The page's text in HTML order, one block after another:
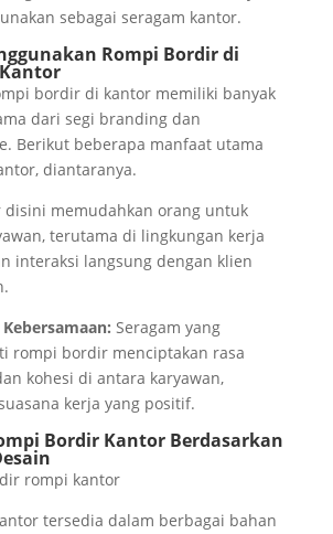
sebagai seragam kantor.
Rompi Bordir di
bordir di kantor memiliki banyak
dari segi branding dan
Berikut beberapa manfaat utama
diantaranya.
disini memudahkan orang untuk
terutama di lingkungan kerja
interaksi langsung dengan klien
Seragam yang
rompi bordir menciptakan rasa
kohesi di antara karyawan,
kerja yang positif.
Bordir Kantor Berdasarkan
tersedia dalam berbagai bahan